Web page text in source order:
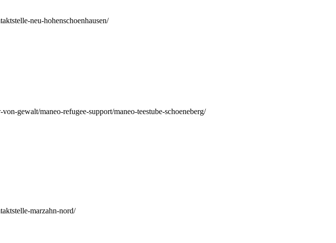
neu-hohenschoenhausen/
gewalt/maneo-refugee-support/maneo-teestube-schoeneberg/
marzahn-nord/